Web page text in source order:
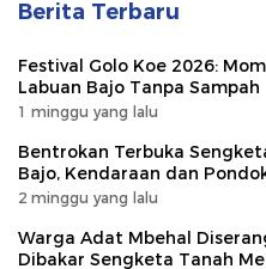
Berita Terbaru
Festival Golo Koe 2026:
Labuan Bajo Tanpa Sampah
1 minggu yang lalu
Bentrokan Terbuka
Bajo, Kendaraan dan
2 minggu yang lalu
Warga Adat Mbehal
Dibakar Sengketa Tanah